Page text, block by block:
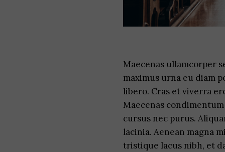
Maecenas ullamcorper
maximus urna eu diam
libero. Cras et viverra
Maecenas
cursus nec purus.
lacinia. Aenean magna
tristique lacus nibh, et